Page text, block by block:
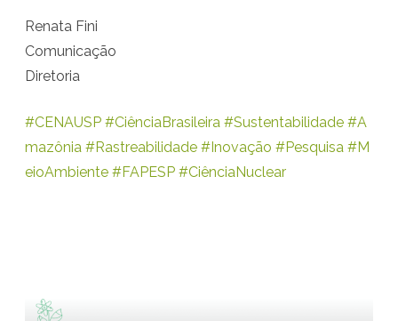
a
r
r
a
Renata Fini
Comunicação
Diretoria
#CENAUSP #CiênciaBrasileira #Sustentabilidade #A
mazônia #Rastreabilidade #Inovação #Pesquisa #M
eioAmbiente #FAPESP #CiênciaNuclear